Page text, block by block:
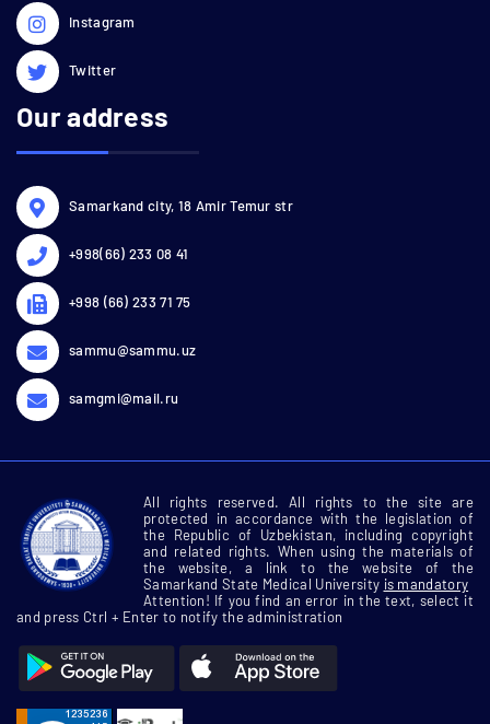
Instagram
Twitter
Our address
Samarkand city, 18 Amir Temur str
+998(66) 233 08 41
+998 (66) 233 71 75
sammu@sammu.uz
samgmi@mail.ru
All rights reserved. All rights to the site are
protected in accordance with the legislation of
the Republic of Uzbekistan, including copyright
and related rights. When using the materials of
the website, a link to the website of the
Samarkand State Medical University is mandatory
Attention! If you find an error in the text, select it
and press Ctrl + Enter to notify the administration